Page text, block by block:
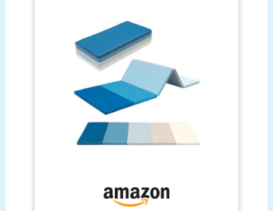
Il vous suffit de mettre un pull confortable et vous
êtes prêt(e) à partir! CONSEILS D'ENTRETIEN -
Veuillez les laver avec des couleurs similaires,
LAVAGE EN MACHINE à l'eau froide, ne pas utiliser
d'eau de Javel et ne pas repasser. Si vous avez des
questions, n'hésitez pas à nous contacter!